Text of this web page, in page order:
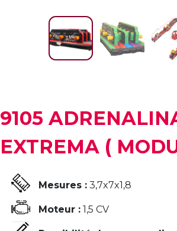
9105
EXTREMA (
Mesures : 3,7x7x1,8
Moteur : 1,5 CV